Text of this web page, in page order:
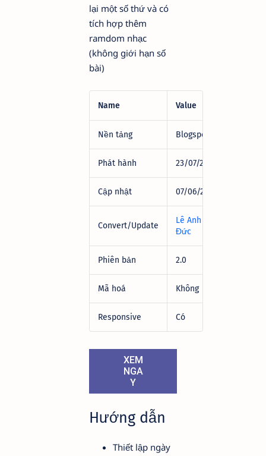
lại một số thứ và có
tích hợp thêm
ramdom nhạc
(không giới hạn số
bài)
Name Value
Nền tảng Blogspot
Phát hành 23/07/2019
Cập nhật 07/06/2021
Convert/Update
Lê Anh
Đức
Phiên bản 2.0
Mã hoá Không
Responsive Có
XEM
NGA
Y
Hướng dẫn
Thiết lập ngày